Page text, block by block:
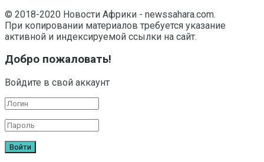
© 2018-2020 Новости Африки - newssahara.com.
При копировании материалов требуется указание
активной и индексируемой ссылки на сайт.
Добро пожаловать!
Войдите в свой аккаунт